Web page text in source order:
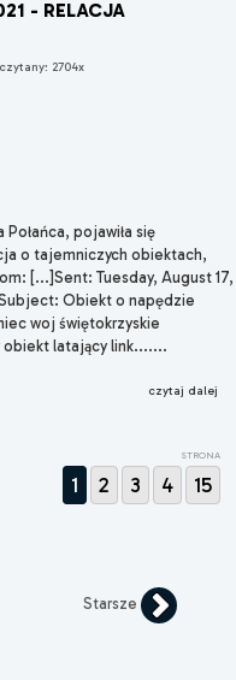
- RELACJA
czytany: 2704x
pojawiła się
o tajemniczych obiektach,
[...]Sent: Tuesday, August 17,
Obiekt o napędzie
woj świętokrzyskie
latający link.......
czytaj dalej
STRONA
1 2 3 4 15
Starsze